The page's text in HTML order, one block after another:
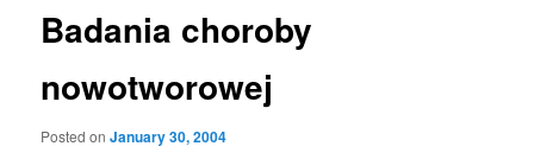
Badania choroby
nowotworowej
Posted onJanuary 30, 2004